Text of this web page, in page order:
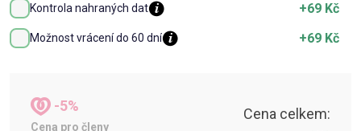
Kontrola nahraných dat +69 Kč
Možnost vrácení do 60 dní +69 Kč
-5%
Cena pro členy
Cena celkem: